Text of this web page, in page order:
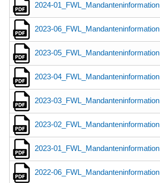
2024-01_FWL_Mandanteninformation
2023-06_FWL_Mandanteninformation
2023-05_FWL_Mandanteninformation
2023-04_FWL_Mandanteninformation
2023-03_FWL_Mandanteninformation
2023-02_FWL_Mandanteninformation
2023-01_FWL_Mandanteninformation
2022-06_FWL_Mandanteninformation